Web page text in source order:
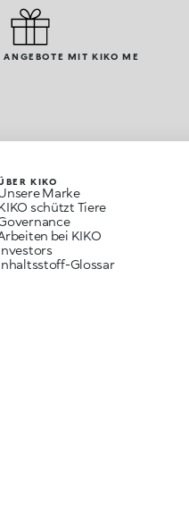
ANGEBOTE MIT KIKO ME
KIKO
Marke
schützt Tiere
bei KIKO
Glossar